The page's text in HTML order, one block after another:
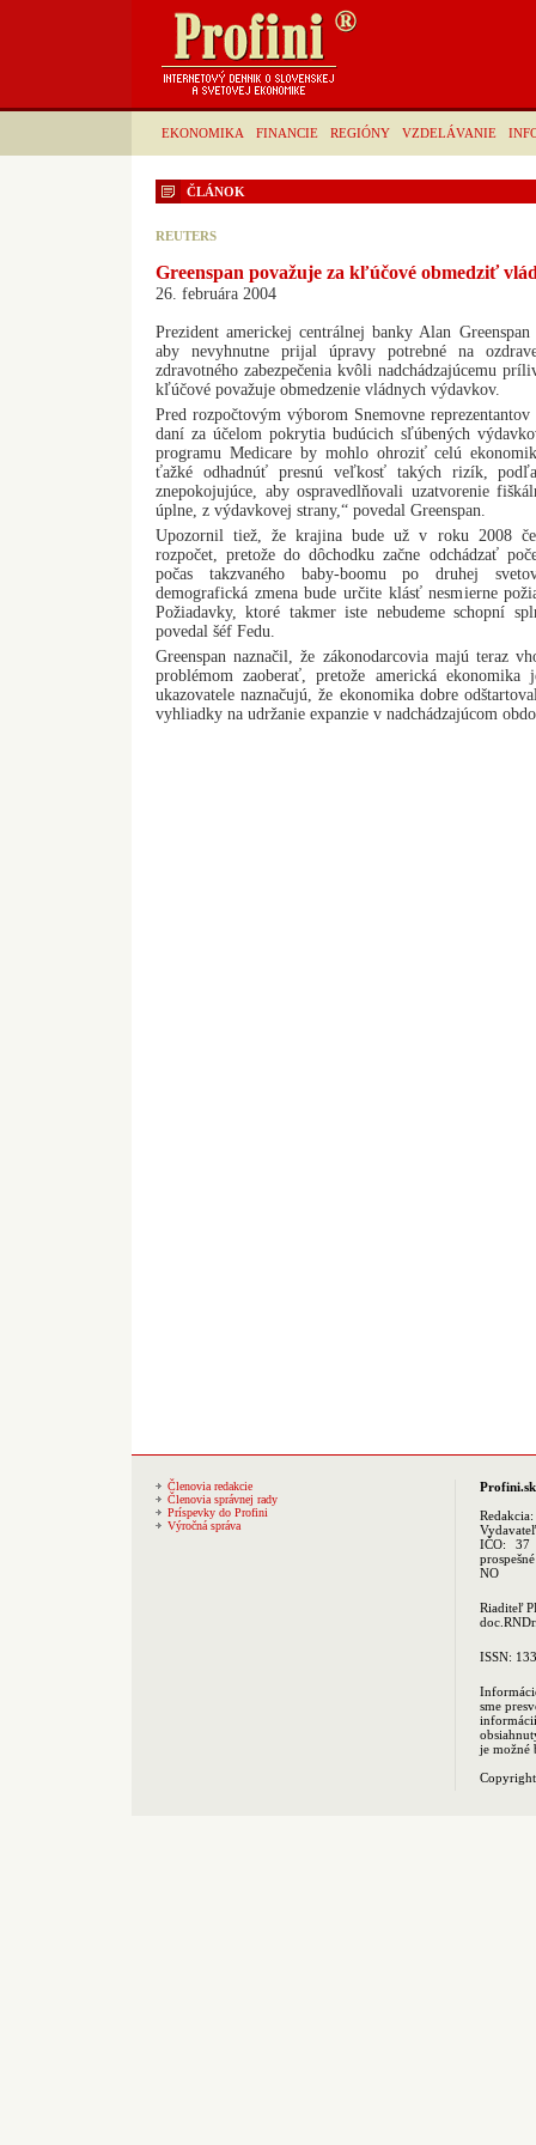
EKONOMIKA FINANCIE REGIÓNY VZDELÁVANIE
ČLÁNOK
REUTERS
Greenspan považuje za kľúčové obmedziť
26. februára 2004
Prezident americkej centrálnej banky Alan
aby nevyhnutne prijal úpravy potrebné na
zdravotného zabezpečenia kvôli nadchádzajúcemu
kľúčové považuje obmedzenie vládnych výdavkov.
Pred rozpočtovým výborom Snemovne reprezentantov
daní za účelom pokrytia budúcich sľúbených
programu Medicare by mohlo ohroziť celú
ťažké odhadnúť presnú veľkosť takých rizík,
znepokojujúce, aby ospravedlňovali uzatvorenie
úplne, z výdavkovej strany,“ povedal Greenspan.
Upozornil tiež, že krajina bude už v roku 2008
rozpočet, pretože do dôchodku začne odchádzať
počas takzvaného baby-boomu po druhej
demografická zmena bude určite klásť nesmierne
Požiadavky, ktoré takmer iste nebudeme schopní
povedal šéf Fedu.
Greenspan naznačil, že zákonodarcovia majú teraz
problémom zaoberať, pretože americká
ukazovatele naznačujú, že ekonomika dobre
vyhliadky na udržanie expanzie v nadchádzajúcom
Členovia redakcie
Členovia správnej rady
Príspevky do Profini
Výročná správa
Profini.sk
Redakcia:
IČO: 37
NO
Riaditeľ
ISSN:
sme
je možné